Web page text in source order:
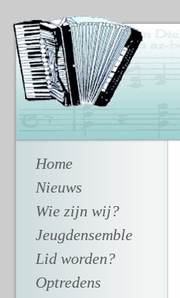
Home
Nieuws
Wie zijn wij?
Jeugdensemble
Lid worden?
Optredens